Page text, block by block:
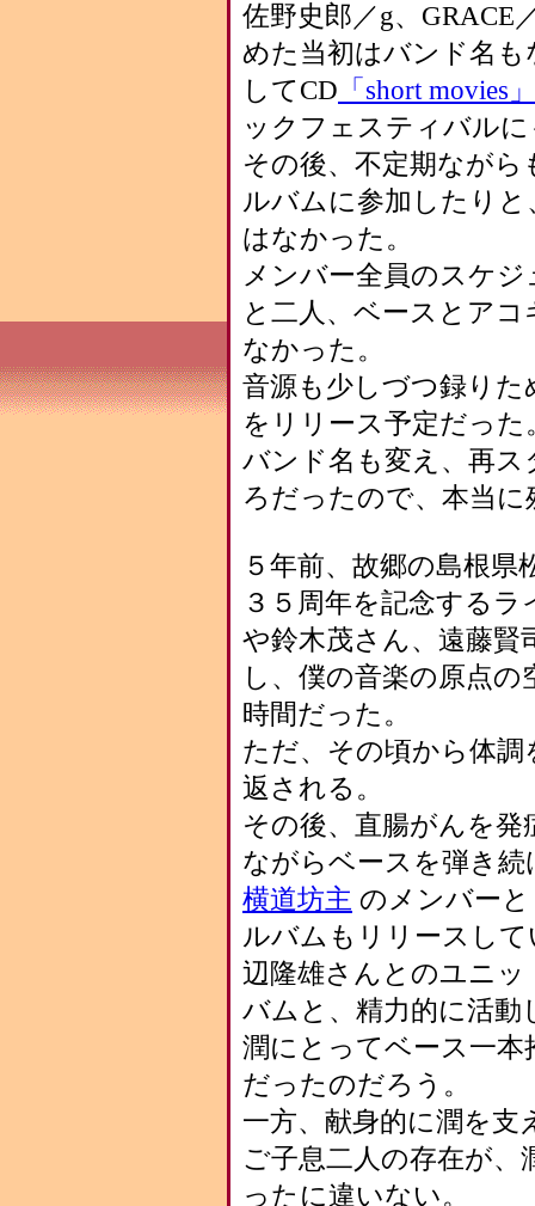
佐野史郎／g、GRACE
めた当初はバンド名も
してCD 「short movies」
ックフェスティバル
その後、不定期なが
ルバムに参加したり
はなかった。
メンバー全員のスケ
と二人、ベースとア
なかった。
音源も少しづつ録り
をリリース予定だった
バンド名も変え、再
ろだったので、本当に
５年前、故郷の島根県
３５周年を記念する
や鈴木茂さん、遠藤賢
し、僕の音楽の原点
時間だった。
ただ、その頃から体
返される。
その後、直腸がんを
ながらベースを弾き続
横道坊主 のメンバー
ルバムもリリースし
辺隆雄さんとのユニッ
バムと、精力的に活動
潤にとってベース一
だったのだろう。
一方、献身的に潤を支
ご子息二人の存在が
ったに違いない。